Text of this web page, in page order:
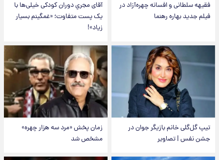
فقیهه سلطانی و افسانه چهره‌آزاد در
فیلم جدید بهاره رهنما
آقای مجریِ دوران کودکی خیلی‌ها با
یک پست متفاوت؛ «غمگینم بسیار
زیاد»!
تیپ گل‌گلی خانم بازیگر جوان در
جشن نفس | تصاویر
زمان پخش «مرد سه هزار چهره»
مشخص شد